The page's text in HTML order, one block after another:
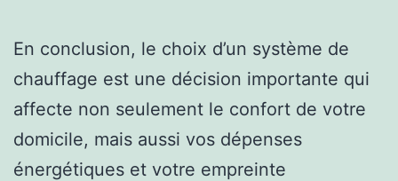
En conclusion, le choix d’un système de
chauffage est une décision importante qui
affecte non seulement le confort de votre
domicile, mais aussi vos dépenses
énergétiques et votre empreinte